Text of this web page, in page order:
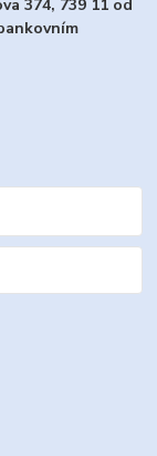
374, 739 11 od